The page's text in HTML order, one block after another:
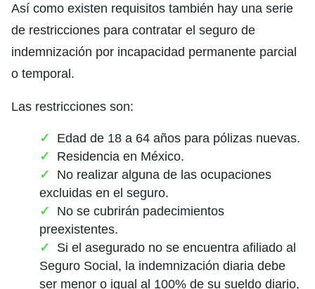
Así como existen requisitos también hay una serie
de restricciones para contratar el seguro de
indemnización por incapacidad permanente parcial
o temporal.
Las restricciones son:
Edad de 18 a 64 años para pólizas nuevas.
Residencia en México.
No realizar alguna de las ocupaciones
excluidas en el seguro.
No se cubrirán padecimientos
preexistentes.
Si el asegurado no se encuentra afiliado al
Seguro Social, la indemnización diaria debe
ser menor o igual al 100% de su sueldo diario,